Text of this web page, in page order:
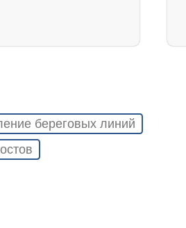
береговых линий